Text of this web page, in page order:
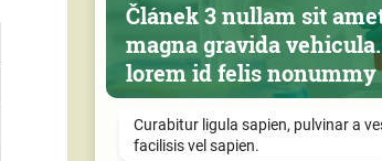
Článek 3 nullam sit
magna gravida
lorem id felis nonummy
Curabitur ligula sapien, pulvinar a
facilisis vel sapien.